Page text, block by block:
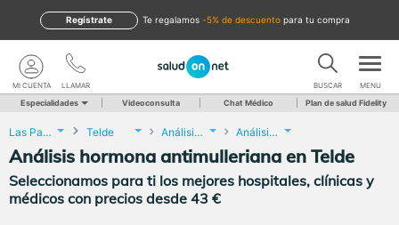
te regalamos -5% de descuento para tu compra
Regístrate
LLAMAR
MI CUENTA BUSCAR MENU
Especialidades Videoconsulta Chat Médico Plan de salud Fidelity
Las Palmas Telde Análisis Clínicos Análisis hormona antimulleriana
Análisis hormona antimulleriana en Telde
Seleccionamos para ti los mejores hospitales, clínicas y
médicos con precios desde 43 €